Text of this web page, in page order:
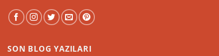
SON BLOG YAZILARI